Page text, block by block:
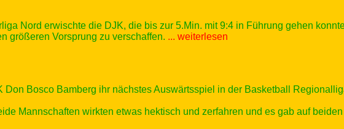
Nord erwischte die DJK, die bis zur 5.Min. mit 9:4 in Führung gehen
größeren Vorsprung zu verschaffen. ... weiterlesen
Bosco Bamberg ihr nächstes Auswärtsspiel in der Basketball
Mannschaften wirkten etwas hektisch und zerfahren und es gab auf